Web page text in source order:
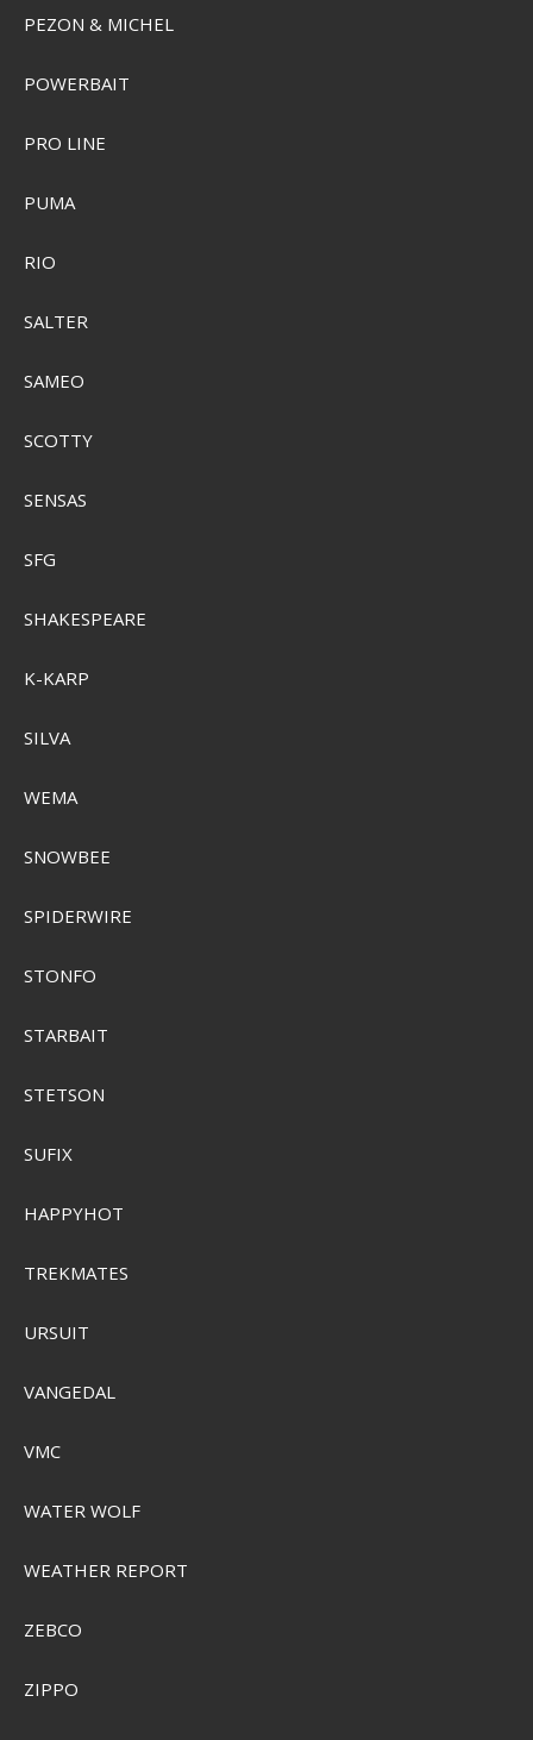
Grundéns Bankside Wading Boot - Vibram
SEK 661,00
PEZON & MICHEL
POWERBAIT
PRO LINE
PUMA
RIO
SALTER
SAMEO
SCOTTY
SENSAS
SFG
SHAKESPEARE
K-KARP
SILVA
WEMA
SNOWBEE
SPIDERWIRE
STONFO
STARBAIT
STETSON
SUFIX
HAPPYHOT
TREKMATES
URSUIT
VANGEDAL
VMC
WATER WOLF
WEATHER REPORT
ZEBCO
ZIPPO